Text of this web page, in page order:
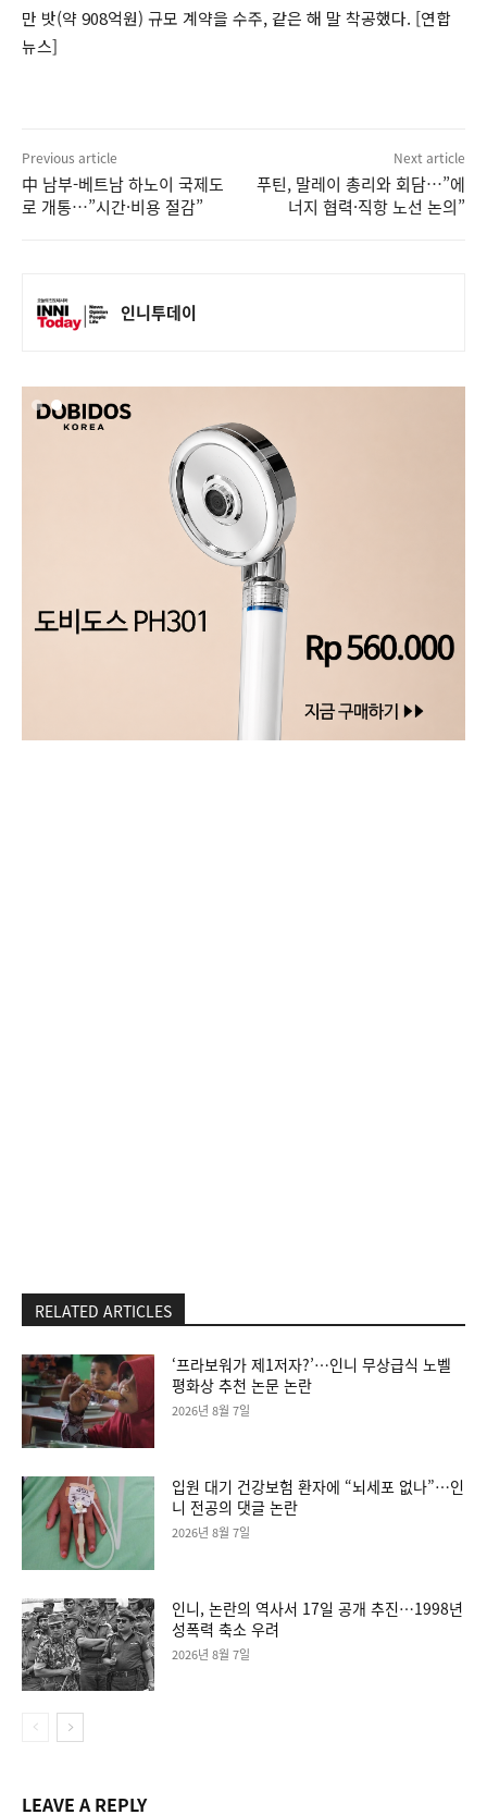
만 밧(약 908억원) 규모 계약을 수주, 같은 해 말 착공했다. [연합
뉴스]
Previous article
中 남부-베트남 하노이 국제도
로 개통…”시간·비용 절감”
Next article
푸틴, 말레이 총리와 회담…”에
너지 협력·직항 노선 논의”
인니투데이
RELATED ARTICLES
‘프라보워가 제1저자?’…인니 무상급식 노벨
평화상 추천 논문 논란
2026년 8월 7일
입원 대기 건강보험 환자에 “뇌세포 없나”…인
니 전공의 댓글 논란
2026년 8월 7일
인니, 논란의 역사서 17일 공개 추진…1998년
성폭력 축소 우려
2026년 8월 7일
LEAVE A REPLY